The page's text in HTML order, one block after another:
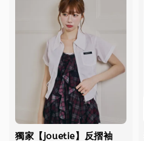
獨家【jouetie】反摺袖